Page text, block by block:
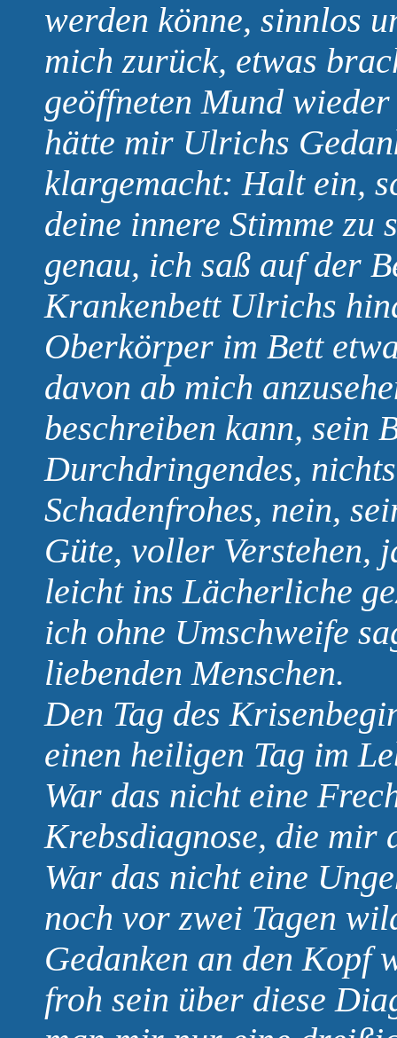
werden könne, sinnlos
mich zurück, etwas
geöffneten Mund
hätte mir Ulrichs
klargemacht: Halt ein,
deine innere Stimme zu
genau, ich saß auf der
Krankenbett Ulrichs
Oberkörper im Bett
davon ab mich
beschreiben kann, sein
Durchdringendes,
Schadenfrohes, nein,
Güte, voller Verstehen,
leicht ins Lächerliche
ich ohne Umschweife
liebenden Menschen.
Den Tag des
einen heiligen Tag im
War das nicht eine
Krebsdiagnose, die mir
War das nicht eine
noch vor zwei Tagen
Gedanken an den Kopf
froh sein über diese